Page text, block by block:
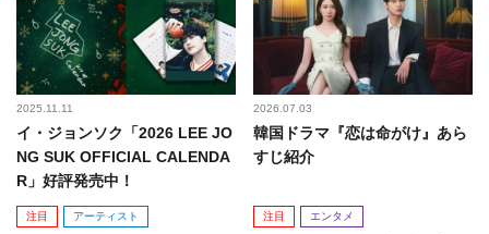
2025.11.11
イ・ジョンソク「2026 LEE JO
NG SUK OFFICIAL CALENDA
R」好評発売中！
注目 アーティスト
2026.07.03
韓国ドラマ『恋は命がけ』あら
すじ紹介
注目 エンタメ